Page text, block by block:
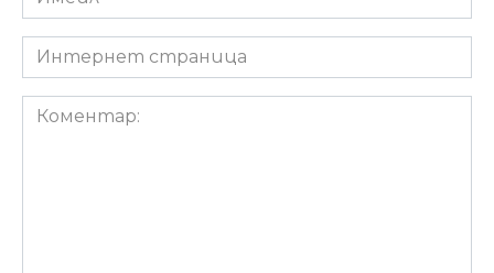
*
Интернет
страница
Коментар: